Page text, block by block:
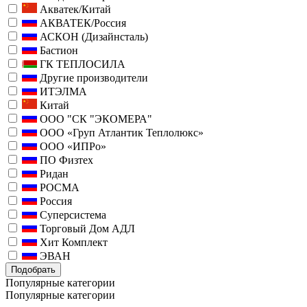
Акватек/Китай
АКВАТЕК/Россия
АСКОН (Дизайнсталь)
Бастион
ГК ТЕПЛОСИЛА
Другие производители
ИТЭЛМА
Китай
ООО "СК "ЭКОМЕРА"
ООО «Груп Атлантик Теплолюкс»
ООО «ИПРо»
ПО Физтех
Ридан
РОСМА
Россия
Суперсистема
Торговый Дом АДЛ
Хит Комплект
ЭВАН
Подобрать
Популярные категории
Популярные категории